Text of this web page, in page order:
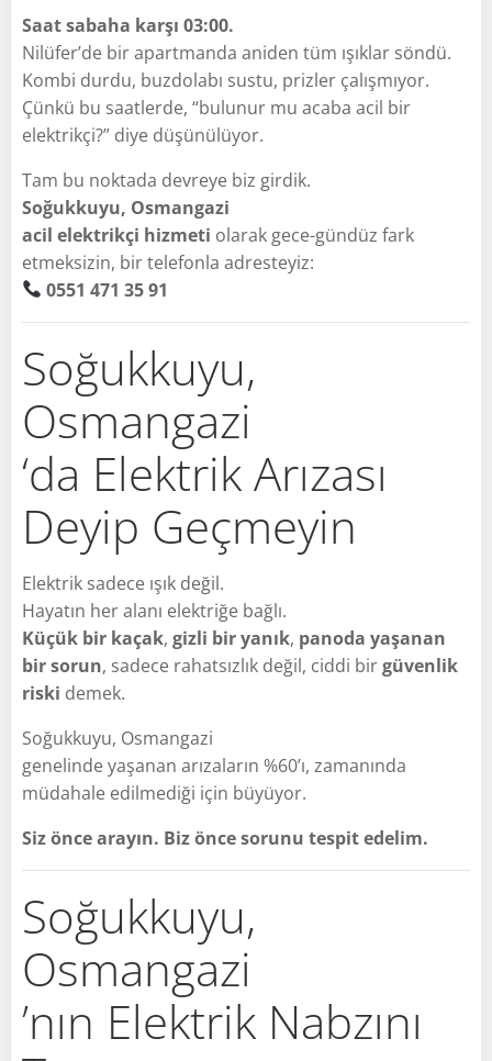
Saat sabaha karşı 03:00.
Nilüfer’de bir apartmanda aniden tüm ışıklar söndü.
Kombi durdu, buzdolabı sustu, prizler çalışmıyor.
Çünkü bu saatlerde, “bulunur mu acaba acil bir
elektrikçi?” diye düşünülüyor.
Tam bu noktada devreye biz girdik.
Soğukkuyu, Osmangazi
acil elektrikçi hizmeti olarak gece-gündüz fark
etmeksizin, bir telefonla adresteyiz:
0551 471 35 91
Soğukkuyu,
Osmangazi
‘da Elektrik Arızası
Deyip Geçmeyin
Elektrik sadece ışık değil.
Hayatın her alanı elektriğe bağlı.
Küçük bir kaçak, gizli bir yanık, panoda yaşanan
bir sorun, sadece rahatsızlık değil, ciddi birgüvenlik
riski demek.
Soğukkuyu, Osmangazi
genelinde yaşanan arızaların %60’ı, zamanında
müdahale edilmediği için büyüyor.
Siz önce arayın. Biz önce sorunu tespit edelim.
Soğukkuyu,
Osmangazi
’nın Elektrik Nabzını